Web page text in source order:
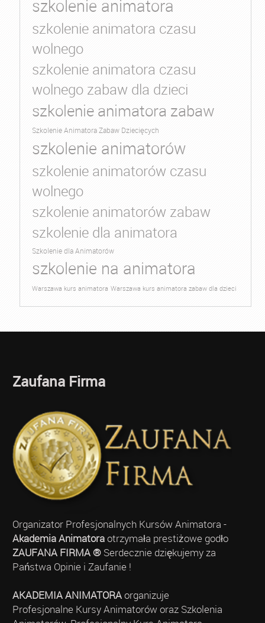
szkolenie animatora
szkolenie animatora czasu
wolnego
szkolenie animatora czasu
wolnego zabaw dla dzieci
szkolenie animatora zabaw
Szkolenie Animatora Zabaw Dziecięcych
szkolenie animatorów
szkolenie animatorów czasu
wolnego
szkolenie animatorów zabaw
szkolenie dla animatora
Szkolenie dla Animatorów
szkolenie na animatora
Warszawa kurs animatora Warszawa kurs animatora zabaw dla dzieci
Zaufana Firma
Organizator Profesjonalnych Kursów Animatora -
Akademia Animatoraotrzymała prestiżowe godło
ZAUFANA FIRMA ®Serdecznie dziękujemy za
Państwa Opinie i Zaufanie !
AKADEMIA ANIMATORAorganizuje
Profesjonalne Kursy Animatorów oraz Szkolenia